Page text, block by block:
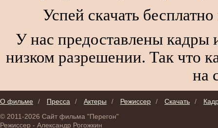
Успей скачать
У нас предоставлены кадры
низком разрешении. Так что
на
О фильме / Пресса / Актеры / Режиссер / Скачать /
© 2011-2026 Сайт фильма "Перегон"
Режиссер - Александр Рогожкин